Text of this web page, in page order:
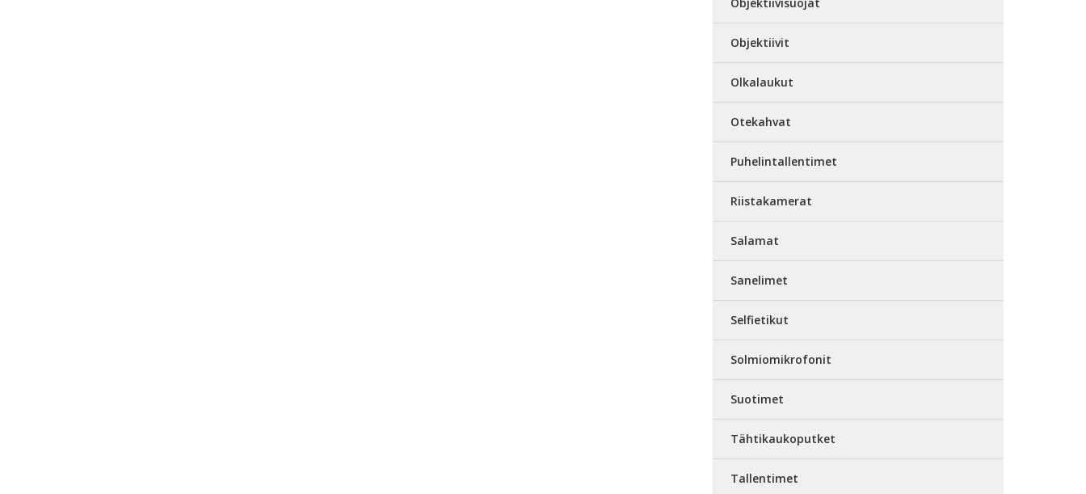
Objektiivit
Olkalaukut
Otekahvat
Puhelintallentimet
Riistakamerat
Salamat
Sanelimet
Selfietikut
Solmiomikrofonit
Suotimet
Tähtikaukoputket
Tallentimet